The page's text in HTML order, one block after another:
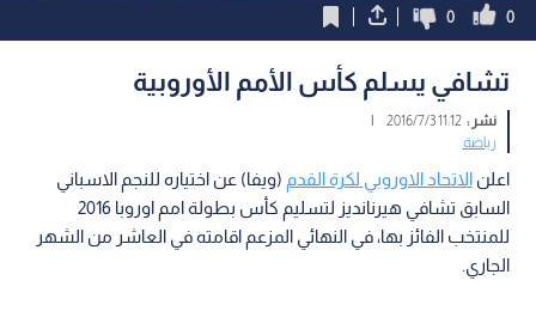
0
0
تشافي يسلم كأس الأمم الأوروبية
نشر :11:12 2016/7/3
|
رياضة
اعلنالاتحاد الاوروبي لكرة القدم (ويفا) عن اختياره للنجم الاسباني
السابق تشافي هيرنانديز لتسليم كأس بطولة امم اوروبا 2016
للمنتخب الفائز بها، في النهائي المزعم اقامته في العاشر من الشهر
الجاري.